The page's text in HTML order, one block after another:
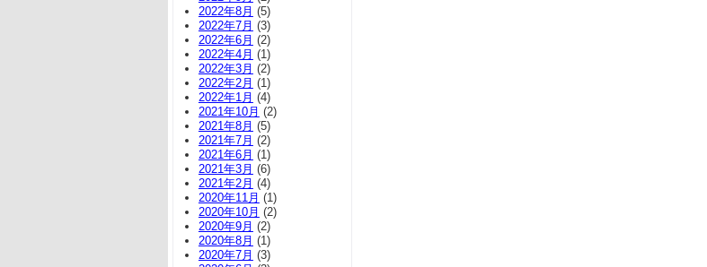
2022年8月 (5)
2022年7月 (3)
2022年6月 (2)
2022年4月 (1)
2022年3月 (2)
2022年2月 (1)
2022年1月 (4)
2021年10月 (2)
2021年8月 (5)
2021年7月 (2)
2021年6月 (1)
2021年3月 (6)
2021年2月 (4)
2020年11月 (1)
2020年10月 (2)
2020年9月 (2)
2020年8月 (1)
2020年7月 (3)